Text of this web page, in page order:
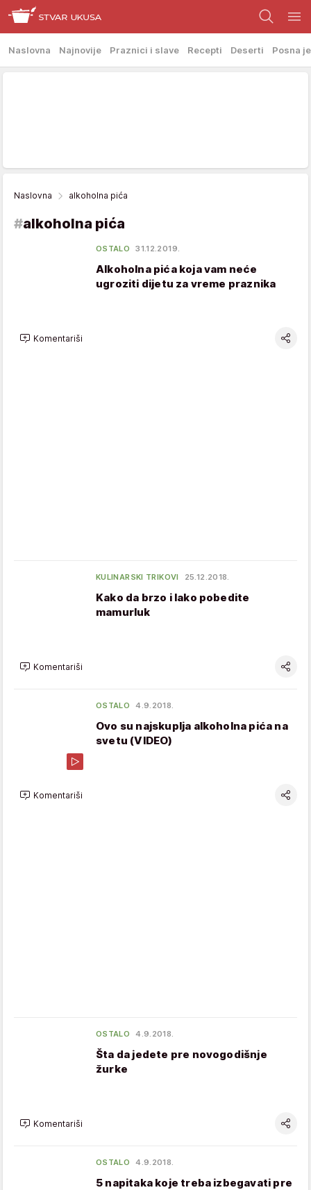
Naslovna Najnovije Praznici i slave Recepti Deserti Posna
Naslovna alkoholna pića
#alkoholna pića
OSTALO 31.12.2019.
Alkoholna pića koja vam neće
ugroziti dijetu za vreme praznika
Komentariši
KULINARSKI TRIKOVI 25.12.2018.
Kako da brzo i lako pobedite
mamurluk
Komentariši
OSTALO 4.9.2018.
Ovo su najskuplja alkoholna pića na
svetu (VIDEO)
Komentariši
OSTALO 4.9.2018.
Šta da jedete pre novogodišnje
žurke
Komentariši
OSTALO 4.9.2018.
5 napitaka koje treba izbegavati pre